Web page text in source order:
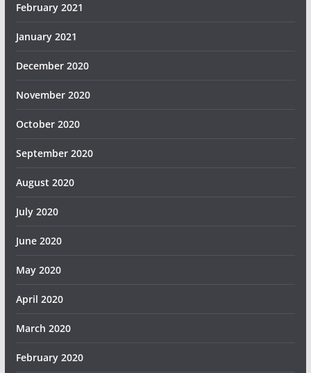
February 2021
January 2021
December 2020
November 2020
October 2020
September 2020
August 2020
July 2020
June 2020
May 2020
April 2020
March 2020
February 2020